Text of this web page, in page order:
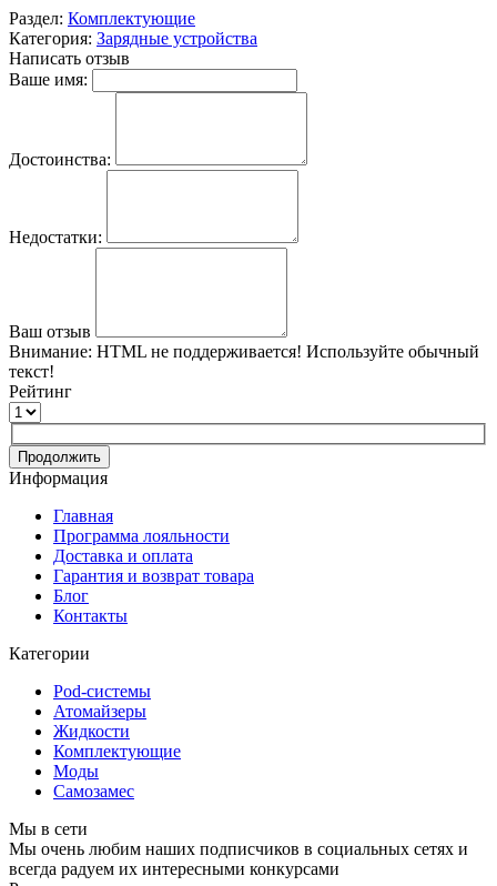
Раздел: Комплектующие
Категория: Зарядные устройства
Написать отзыв
Ваше имя:
Достоинства:
Недостатки:
Ваш отзыв
Внимание: HTML не поддерживается! Используйте обычный
текст!
Рейтинг
Продолжить
Информация
Главная
Программа лояльности
Доставка и оплата
Гарантия и возврат товара
Блог
Контакты
Категории
Pod-системы
Атомайзеры
Жидкости
Комплектующие
Моды
Самозамес
Мы в сети
Мы очень любим наших подписчиков в социальных сетях и
всегда радуем их интересными конкурсами